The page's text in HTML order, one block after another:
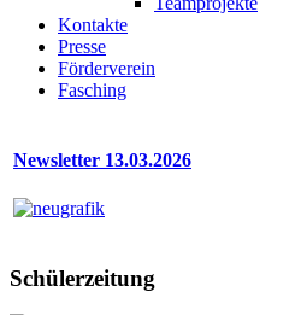
Kontakte
Presse
Förderverein
Fasching
Newsletter 13.03.2026
Schülerzeitung